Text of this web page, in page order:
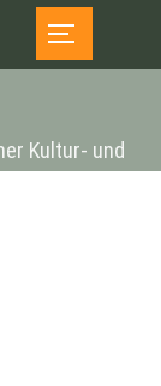
Kultur- und